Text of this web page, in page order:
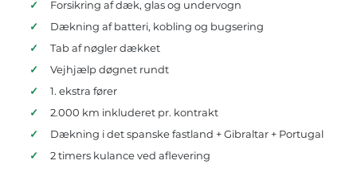
✓
Forsikring af dæk, glas og undervogn
✓
Dækning af batteri, kobling og bugsering
✓
Tab af nøgler dækket
✓
Vejhjælp døgnet rundt
✓
1. ekstra fører
✓
2.000 km inkluderet pr. kontrakt
✓
Dækning i det spanske fastland + Gibraltar + Portugal
✓
2 timers kulance ved aflevering